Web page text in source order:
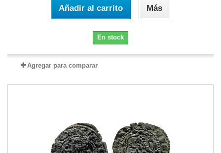
Añadir al carrito Más
En stock
Agregar para comparar